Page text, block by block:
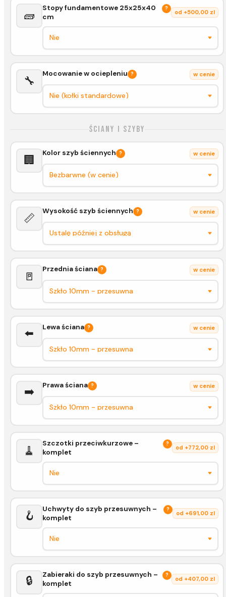
🧱
Stopy fundamentowe 25x25x40
cm
?
od +500,00 zl
🔧
Mocowanie w ociepleniu ? w cenie
Ściany i szyby
🏢
Kolor szyb ściennych ? w cenie
📏
Wysokość szyb ściennych ? w cenie
🚪
Przednia ściana ? w cenie
⬅️ Lewa ściana ? w cenie
➡️ Prawa ściana ? w cenie
🧹
Szczotki przeciwkurzowe –
komplet
?
od +772,00 zl
🪝
Uchwyty do szyb przesuwnych –
komplet
?
od +691,00 zl
🔒
Zabieraki do szyb przesuwnych –
komplet
?
od +407,00 zl